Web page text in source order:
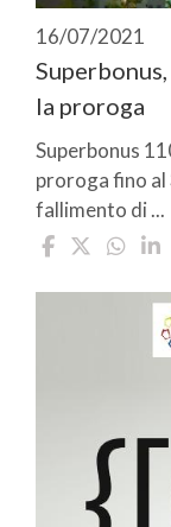
16/07/2021
la proroga
Superbonus
proroga fino
fallimento di ...